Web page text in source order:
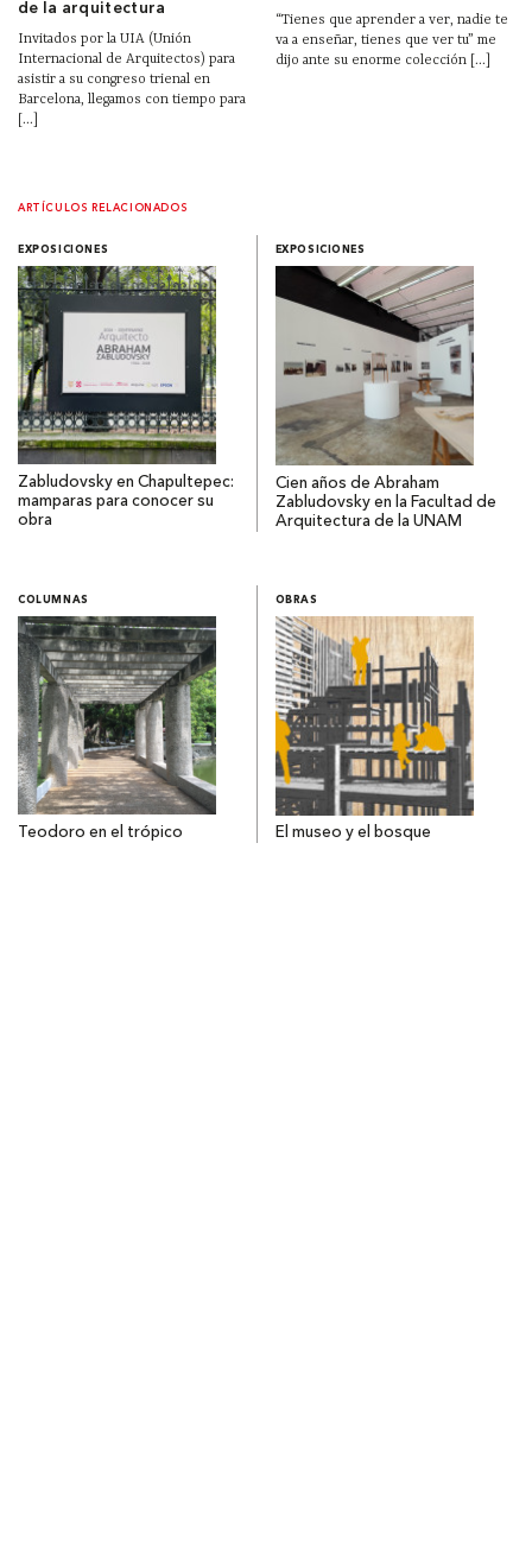
de la arquitectura
Invitados por la UIA (Unión
Internacional de Arquitectos) para
asistir a su congreso trienal en
Barcelona, llegamos con tiempo para
[...]
“Tienes que aprender a ver, nadie te
va a enseñar, tienes que ver tu” me
dijo ante su enorme colección [...]
ARTÍCULOS RELACIONADOS
EXPOSICIONES
Zabludovsky en Chapultepec:
mamparas para conocer su
obra
EXPOSICIONES
Cien años de Abraham
Zabludovsky en la Facultad de
Arquitectura de la UNAM
COLUMNAS
Teodoro en el trópico
OBRAS
El museo y el bosque